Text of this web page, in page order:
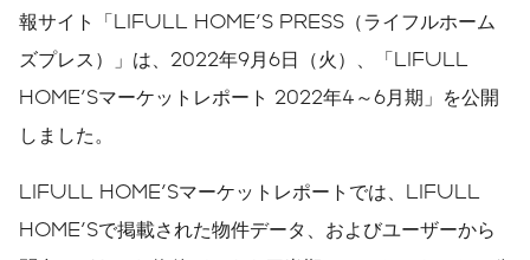
報サイト「LIFULL HOME'S PRESS（ライフルホーム
ズプレス）」は、2022年9月6日（火）、「LIFULL
HOME'Sマーケットレポート 2022年4～6月期」を公開
しました。
LIFULL HOME'Sマーケットレポートでは、LIFULL
HOME'Sで掲載された物件データ、およびユーザーから